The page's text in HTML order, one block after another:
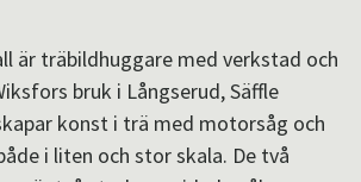
är träbildhuggare med verkstad och
bruk i Långserud, Säffle
konst i trä med motorsåg och
i liten och stor skala. De två